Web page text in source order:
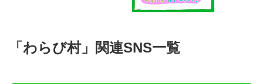
「わらび村」関連SNS一覧